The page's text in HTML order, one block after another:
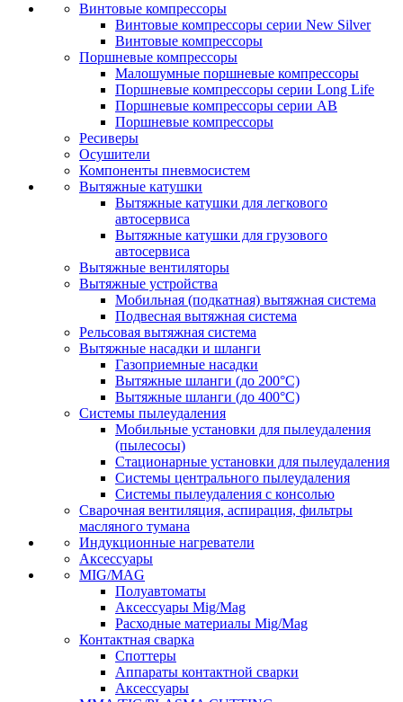
Винтовые компрессоры
Винтовые компрессоры серии New Silver
Винтовые компрессоры
Поршневые компрессоры
Малошумные поршневые компрессоры
Поршневые компрессоры серии Long Life
Поршневые компрессоры серии AB
Поршневые компрессоры
Ресиверы
Осушители
Компоненты пневмосистем
Вытяжные катушки
Вытяжные катушки для легкового
автосервиса
Вытяжные катушки для грузового
автосервиса
Вытяжные вентиляторы
Вытяжные устройства
Мобильная (подкатная) вытяжная система
Подвесная вытяжная система
Рельсовая вытяжная система
Вытяжные насадки и шланги
Газоприемные насадки
Вытяжные шланги (до 200°C)
Вытяжные шланги (до 400°C)
Системы пылеудаления
Мобильные установки для пылеудаления
(пылесосы)
Стационарные установки для пылеудаления
Системы центрального пылеудаления
Системы пылеудаления с консолью
Сварочная вентиляция, аспирация, фильтры
масляного тумана
Индукционные нагреватели
Аксессуары
MIG/MAG
Полуавтоматы
Аксессуары Mig/Mag
Расходные материалы Mig/Mag
Контактная сварка
Споттеры
Аппараты контактной сварки
Аксессуары